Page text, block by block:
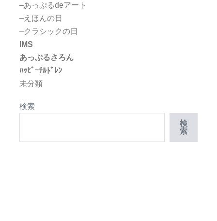
–あっぷるdeアート
–えほんの日
–クラシックの日
IMS
あっぷるさろん
ﾊｯﾋﾟｰﾁﾙﾄﾞﾚﾝ
未分類
検索
検
索